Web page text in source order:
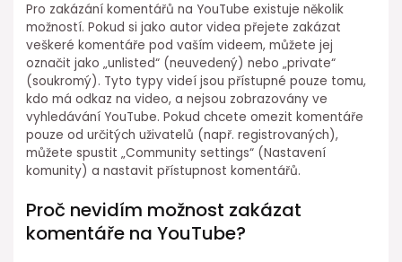
Pro zakázání komentářů na YouTube existuje několik
možností. Pokud si jako autor videa přejete zakázat
veškeré komentáře pod vaším videem, můžete jej
označit jako „unlisted“ (neuvedený) nebo „private“
(soukromý). Tyto typy videí jsou přístupné pouze tomu,
kdo má odkaz na video, a nejsou zobrazovány ve
vyhledávání YouTube. Pokud chcete omezit komentáře
pouze od určitých uživatelů (např. registrovaných),
můžete spustit „Community settings“ (Nastavení
komunity) a nastavit přístupnost komentářů.
Proč nevidím možnost zakázat
komentáře na YouTube?